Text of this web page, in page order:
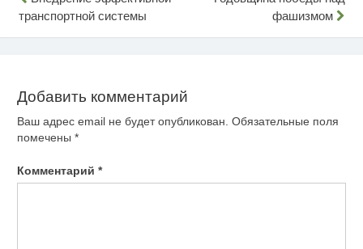
по
транспортной системы
фашизмом
Добавить комментарий
Ваш адрес email не будет опубликован. Обязательные поля
помечены *
Комментарий *